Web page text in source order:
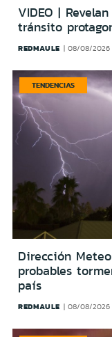
VIDEO |
tránsito
REDMAULE 08/08/2026
TENDENCIAS
Dirección
probables
país
REDMAULE 08/08/2026